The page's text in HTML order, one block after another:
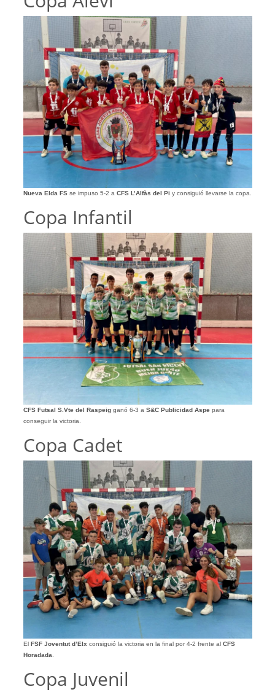
Nueva Elda FSse impuso 5-2 a CFS L’Alfàs del Pi y consiguió llevarse la copa.
Copa Infantil
CFS Futsal S.Vte del Raspeigganó 6-3 a S&C Publicidad Aspepara
conseguir la victoria.
Copa Cadet
El FSF Joventut d’Elx consiguió la victoria en la final por 4-2 frente al CFS
Horadada
Copa Juvenil